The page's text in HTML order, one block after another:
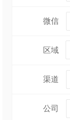
微信
区域
渠道
公司